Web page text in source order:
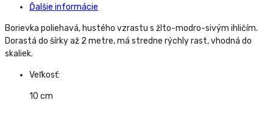
Ďalšie informácie
Borievka poliehavá, hustého vzrastu s žlto-modro-sivým ihličím.
Dorastá do šírky až 2 metre, má stredne rýchly rast, vhodná do
skaliek.
Veľkosť:
10 cm